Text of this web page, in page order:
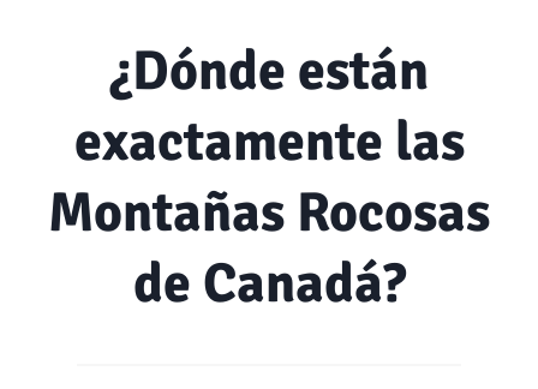
¿Dónde están
exactamente las
Montañas Rocosas
de Canadá?